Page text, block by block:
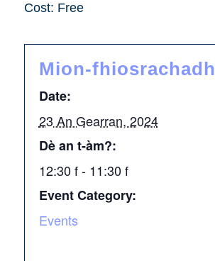
Cost: Free
Mion-fhiosrachadh
Date:
23 An Gearran, 2024
Dè an t-àm?:
12:30 f - 11:30 f
Event Category:
Events